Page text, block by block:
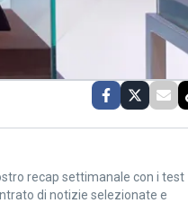
recap settimanale con i test
di notizie selezionate e